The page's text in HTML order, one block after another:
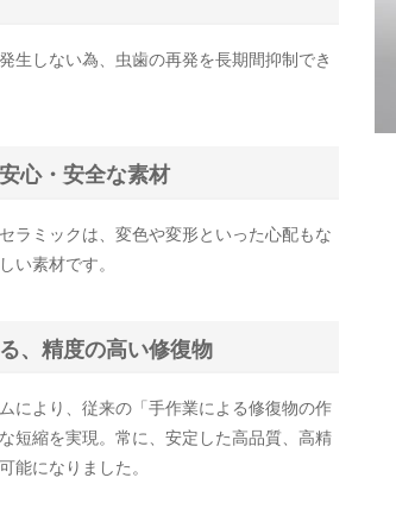
生しない為、虫歯の再発を長期間抑制でき
心・安全な素材
ラミックは、変色や変形といった心配もな
い素材です。
、精度の高い修復物
により、従来の「手作業による修復物の作
短縮を実現。常に、安定した高品質、高精
能になりました。